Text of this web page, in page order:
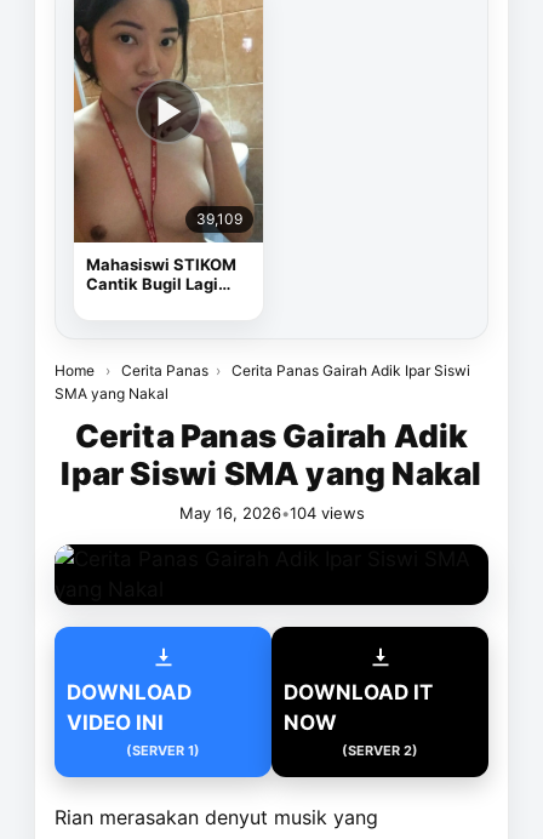
39,109
Mahasiswi STIKOM
Cantik Bugil Lagi
Home › Cerita Panas › Cerita Panas Gairah Adik Ipar Siswi
SMA yang Nakal
Cerita Panas Gairah Adik
Ipar Siswi SMA yang Nakal
May 16, 2026•104 views
DOWNLOAD
VIDEO INI
(SERVER 1)
DOWNLOAD IT
NOW
(SERVER 2)
Rian merasakan denyut musik yang